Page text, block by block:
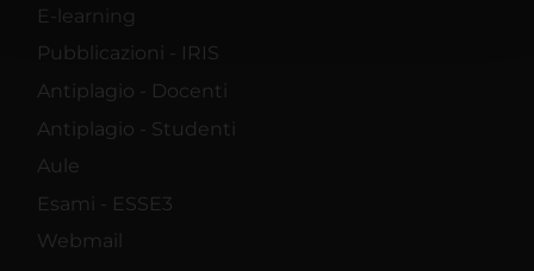
pubblicità e social media, i quali potrebbero combinarle
raccolto dal tuo utilizzo dei loro servizi.
E-learning
Pubblicazioni - IRIS
Antiplagio - Docenti
Antiplagio - Studenti
Aule
Esami - ESSE3
Webmail